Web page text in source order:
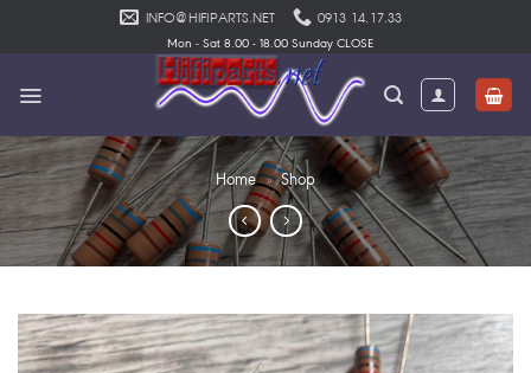
INFO@HIFIPARTS.NET 0913 14.17.33
Mon - Sat 8.00 - 18.00 Sunday CLOSE
Home » Shop